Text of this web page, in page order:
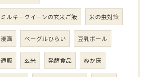
ミルキークイーンの玄米ご飯 米の虫対策
漫画 ベーグルひらい 豆乳ボール
通販 玄米 発酵食品 ぬか床